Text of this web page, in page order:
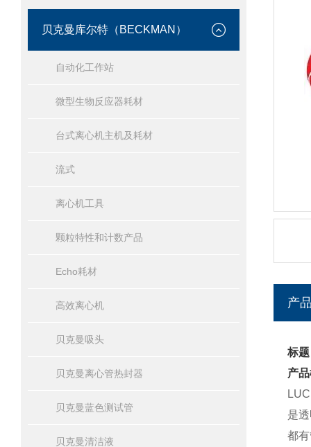
贝克曼库尔特（BECKMAN）
自动化工作站
微型生物反应器耗材
台式离心机主机及耗材
流式
离心机工具
颗粒特性和计数产品
Echo耗材
高效离心机
贝克曼吸头
贝克曼离心管热封器
贝克曼蓝色测试管
贝克曼清洁液
产
标
产
是
都